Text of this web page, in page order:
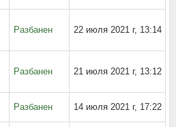
Разбанен 22 июля 2021 г, 13:14
Разбанен 21 июля 2021 г, 13:12
Разбанен 14 июля 2021 г, 17:22